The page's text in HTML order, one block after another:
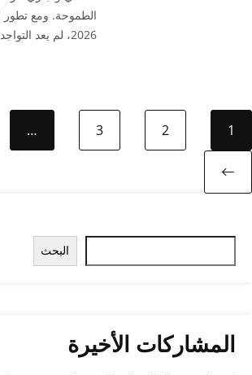
الطموحة. ومع تطور
2026، لم يعد التواجد
1
2
3
…
البحث
المشاركات الأخيرة